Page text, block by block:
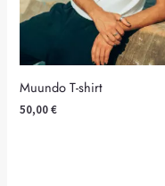
Muundo T-shirt
50,00€